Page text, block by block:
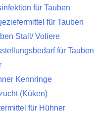
für Tauben
für Tauben
Stall/ Voliere
für Tauben
Kennringe
(Küken)
für Hühner